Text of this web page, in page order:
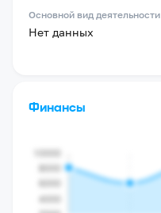
Основной вид деятельности
Нет данных
Финансы